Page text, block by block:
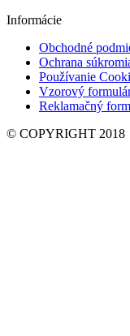
Informácie
Obchodné
Ochrana
Používanie
Vzorový
Reklamačný
© COPYRIGHT 2018